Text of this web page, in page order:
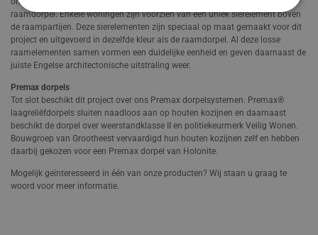
raamdorpel. Enkele woningen zijn voorzien van een uniek sierelement boven
de raampartijen. Deze sierelementen zijn speciaal op maat gemaakt voor dit
project en uitgevoerd in dezelfde kleur als de raamdorpel. Al deze losse
raamelementen samen vormen een duidelijke eenheid en geven daarnaast de
juiste Engelse architectonische uitstraling weer.
Premax dorpels
Tot slot beschikt dit project over ons Premax dorpelsystemen. Premax®
laagreliëfdorpels sluiten naadloos aan op houten kozijnen en daarnaast
beschikt de dorpel over weerstandklasse II en politiekeurmerk Veilig Wonen.
Bouwgroep van Grootheest vervaardigd hun houten kozijnen zelf en hebben
daarbij gekozen voor een Premax dorpel van Holonite.
Mogelijk geïnteresseerd in één van onze producten? Wij staan u graag te
woord voor meer informatie.